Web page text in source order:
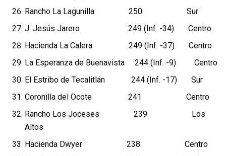
Rancho La Lagunilla 250 Sur
J. Jesús Jarero 249 (Inf. -34) Centro
Hacienda La Calera 249 (Inf. -37) Centro
La Esperanza de Buenavista 244 (Inf. -9) Centro
El Estribo de Tecalitlán 244 (Inf. -17) Sur
Coronilla del Ocote 241 Centro
Rancho Los Joceses 239 Los
Altos
Hacienda Dwyer 238 Centro